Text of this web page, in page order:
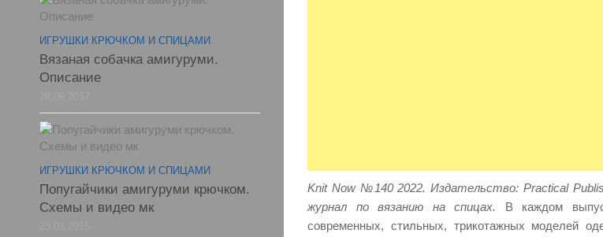
Knit Now №140 2022. Издательство: Practical
журнал по вязанию на спицах. В каждом
современных, стильных, трикотажных моделей
ИГРУШКИ КРЮЧКОМ И СПИЦАМИ
Вязаная собачка амигуруми.
Описание
ИГРУШКИ КРЮЧКОМ И СПИЦАМИ
Попугайчики амигуруми крючком.
Схемы и видео мк